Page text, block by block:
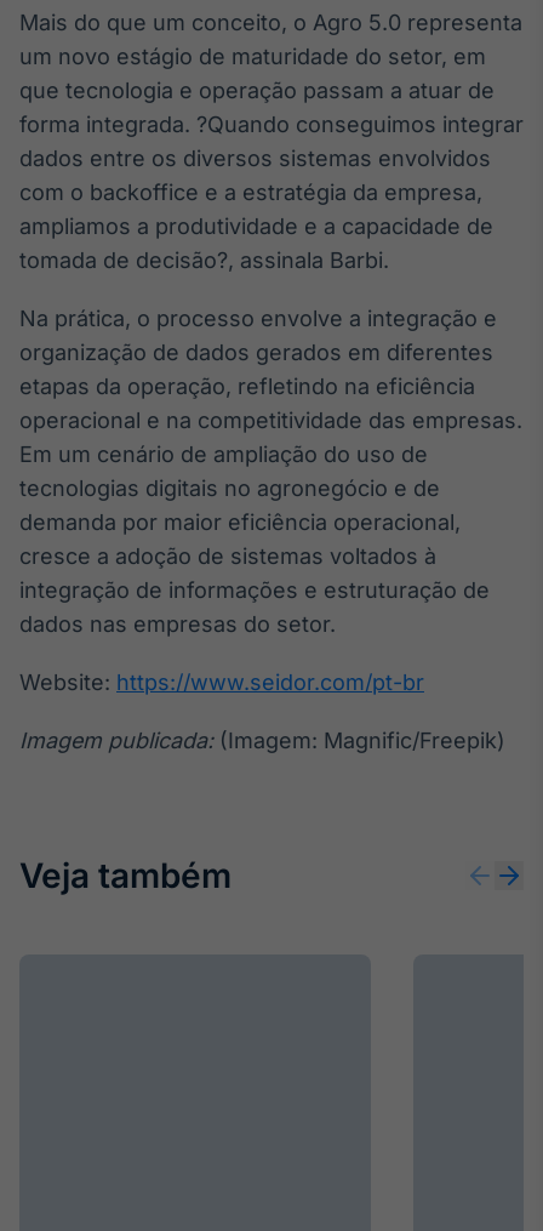
Mais do que um conceito, o Agro 5.0 representa
um novo estágio de maturidade do setor, em
que tecnologia e operação passam a atuar de
forma integrada. ?Quando conseguimos integrar
dados entre os diversos sistemas envolvidos
com o backoffice e a estratégia da empresa,
ampliamos a produtividade e a capacidade de
tomada de decisão?, assinala Barbi.
Na prática, o processo envolve a integração e
organização de dados gerados em diferentes
etapas da operação, refletindo na eficiência
operacional e na competitividade das empresas.
Em um cenário de ampliação do uso de
tecnologias digitais no agronegócio e de
demanda por maior eficiência operacional,
cresce a adoção de sistemas voltados à
integração de informações e estruturação de
dados nas empresas do setor.
Website: https://www.seidor.com/pt-br
Imagem publicada:(Imagem: Magnific/Freepik)
Veja também